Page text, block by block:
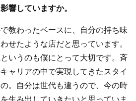
響していますか。
教わったベースに、自分の持ち味
せたような店だと思っています。
いうのも僕にとって大切です。斉
ャリアの中で実現してきたスタイ
。自分は世代も違うので、今の時